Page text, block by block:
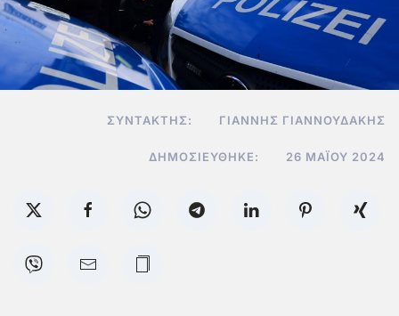
ΣΥΝΤΆΚΤΗΣ: ΓΙΆΝΝΗΣ ΓΙΑΝΝΟΥΔΆΚΗΣ
ΔΗΜΟΣΙΕΎΘΗΚΕ: 26 ΜΑΪ́ΟΥ 2024